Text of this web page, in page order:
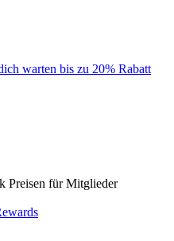
warten bis zu 20% Rabatt
Preisen für Mitglieder